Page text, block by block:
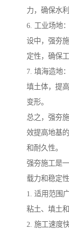
力，确保水
6. 工业场地
设中，强夯
定性，确保
7. 填海造地
填土体，提
变形。
总之，强夯
效提高地基
和耐久性。
强夯施工是
载力和稳定
1. 适用范围
粘土、填土
2. 施工速度